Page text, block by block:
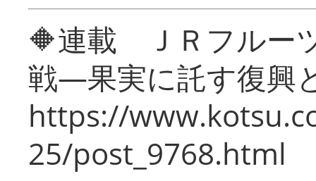
🔶連載 ＪＲフルー
戦―果実に託す復興
https://
25/post_9768.html